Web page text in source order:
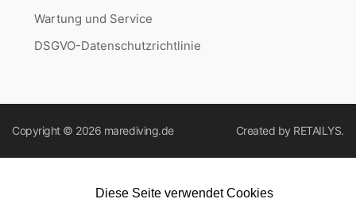
Wartung und Service
DSGVO-Datenschutzrichtlinie
Copyright © 2026 marediving.de Created by RETAILYS.
Diese Seite verwendet Cookies